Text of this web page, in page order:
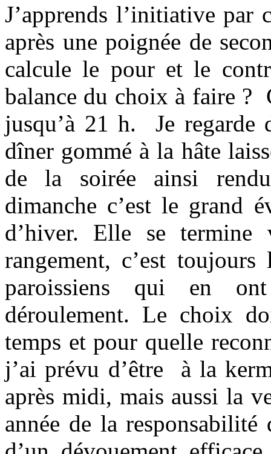
J’apprends l’initiative
après une poignée de
calcule le pour et le
balance du choix à faire ?
jusqu’à 21 h. Je regarde
dîner gommé à la hâte
de la soirée ainsi
dimanche c’est le grand
d’hiver. Elle se
rangement, c’est
paroissiens qui en
déroulement. Le choix
temps et pour quelle
j’ai prévu d’être à la
après midi, mais aussi la
année de la